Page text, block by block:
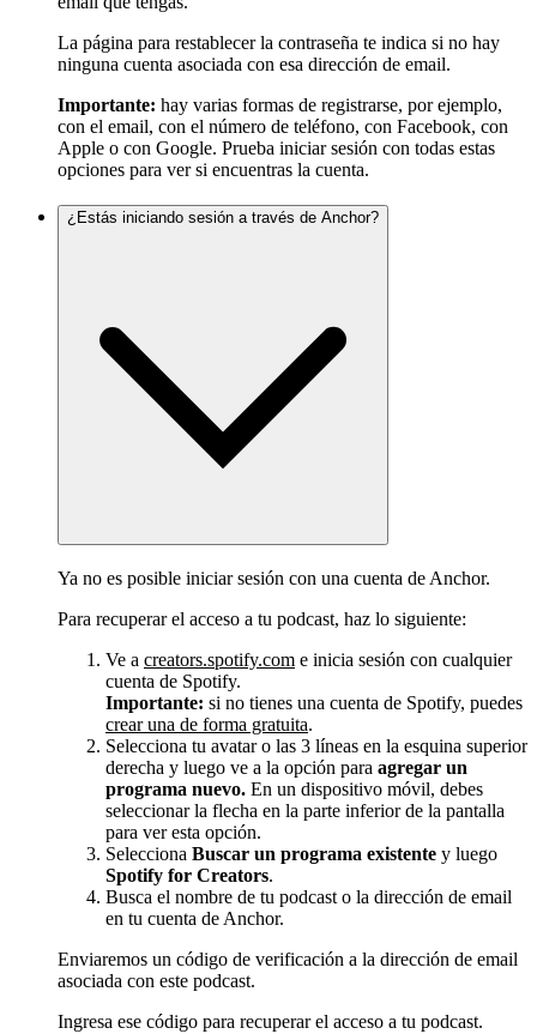
La página para restablecer la contraseña te indica si no hay
ninguna cuenta asociada con esa dirección de email.
Importante: hay varias formas de registrarse, por ejemplo,
con el email, con el número de teléfono, con Facebook, con
Apple o con Google. Prueba iniciar sesión con todas estas
opciones para ver si encuentras la cuenta.
¿Estás iniciando sesión a través de Anchor?
Ya no es posible iniciar sesión con una cuenta de Anchor.
Para recuperar el acceso a tu podcast, haz lo siguiente:
Ve a creators.spotify.com e inicia sesión con cualquier
cuenta de Spotify.
Importante: si no tienes una cuenta de Spotify, puedes
crear una de forma gratuita.
Selecciona tu avatar o las 3 líneas en la esquina superior
derecha y luego ve a la opción para agregar un
programa nuevo. En un dispositivo móvil, debes
seleccionar la flecha en la parte inferior de la pantalla
para ver esta opción.
Selecciona Buscar un programa existente y luego
Spotify for Creators.
Busca el nombre de tu podcast o la dirección de email
en tu cuenta de Anchor.
Enviaremos un código de verificación a la dirección de email
asociada con este podcast.
Ingresa ese código para recuperar el acceso a tu podcast.